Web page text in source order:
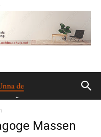
Massen